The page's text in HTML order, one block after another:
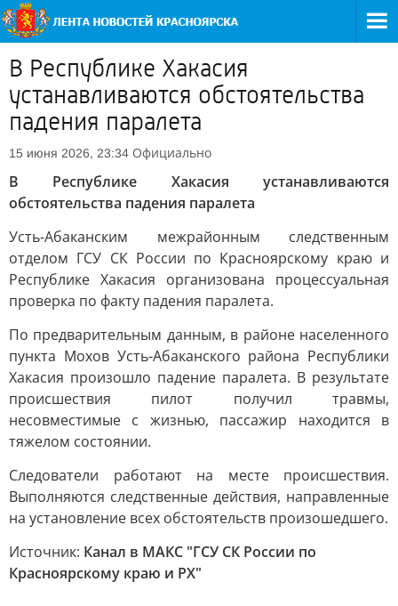
В Республике Хакасия
устанавливаются обстоятельства
падения паралета
15 июня 2026, 23:34 Официально
В Республике Хакасия устанавливаются
обстоятельства падения паралета
Усть-Абаканским межрайонным следственным
отделом ГСУ СК России по Красноярскому краю и
Республике Хакасия организована процессуальная
проверка по факту падения паралета.
По предварительным данным, в районе населенного
пункта Мохов Усть-Абаканского района Республики
Хакасия произошло падение паралета. В результате
происшествия пилот получил травмы,
несовместимые с жизнью, пассажир находится в
тяжелом состоянии.
Следователи работают на месте происшествия.
Выполняются следственные действия, направленные
на установление всех обстоятельств произошедшего.
Источник: Канал в МАКС "ГСУ СК России по
Красноярскому краю и РХ"